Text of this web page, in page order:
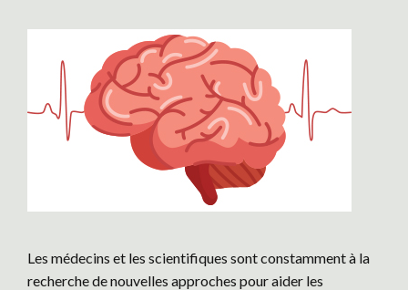
Les médecins et les scientifiques sont constamment à la
recherche de nouvelles approches pour aider les